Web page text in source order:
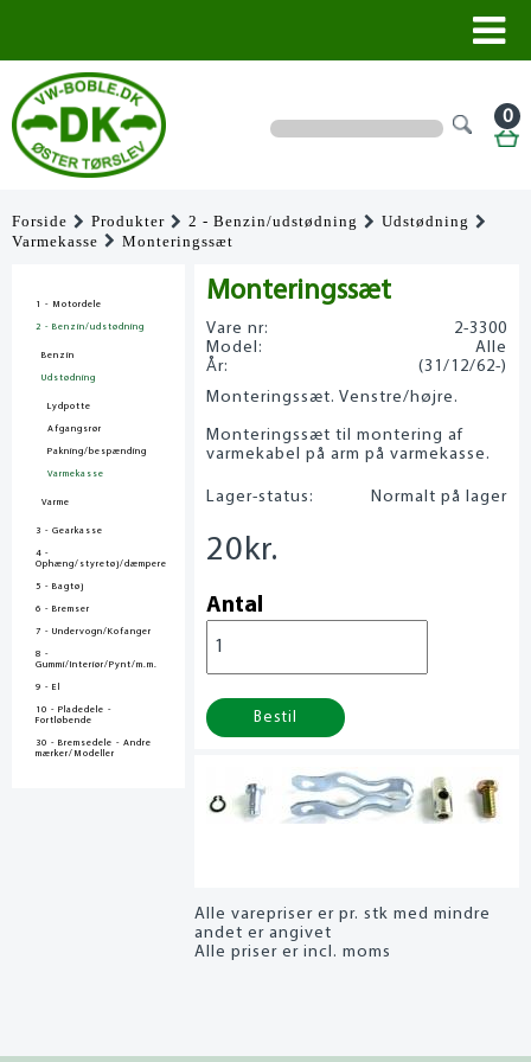
0
Forside Produkter 2 - Benzin/udstødning
Udstødning
Varmekasse
Monteringssæt
1 - Motordele
2 - Benzin/udstødning
Benzin
Udstødning
Lydpotte
Afgangsrør
Pakning/bespænding
Varmekasse
Varme
3 - Gearkasse
4 -
Ophæng/styretøj/dæmpere
5 - Bagtøj
6 - Bremser
7 - Undervogn/Kofanger
8 -
Gummi/Interiør/Pynt/m.m.
9 - El
10 - Pladedele -
Fortløbende
30 - Bremsedele - Andre
mærker/Modeller
Monteringssæt
Vare nr:
2-3300
Model:
Alle
År:
(31/12/62-)
Monteringssæt. Venstre/højre.
Monteringssæt til montering af
varmekabel på arm på varmekasse.
Lager-status: Normalt på lager
20kr.
Antal
Bestil
Alle varepriser er pr. stk med mindre
andet er angivet
Alle priser er incl. moms